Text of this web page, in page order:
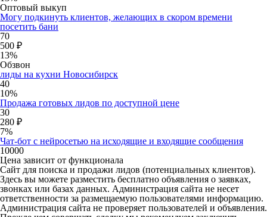
Оптовый выкуп
Могу подкинуть клиентов, желающих в скором времени
посетить бани
70
500 ₽
13%
Обзвон
лиды на кухни Новосибирск
40
10%
Продажа готовых лидов по доступной цене
30
280 ₽
7%
Чат-бот с нейросетью на исходящие и входящие сообщения
10000
Цена зависит от функционала
Сайт для поиска и продажи лидов (потенциальных клиентов).
Здесь вы можете разместить бесплатно объявления о заявках,
звонках или базах данных. Администрация сайта не несет
ответственности за размещаемую пользователями информацию.
Администрация сайта не проверяет пользователей и объявления.